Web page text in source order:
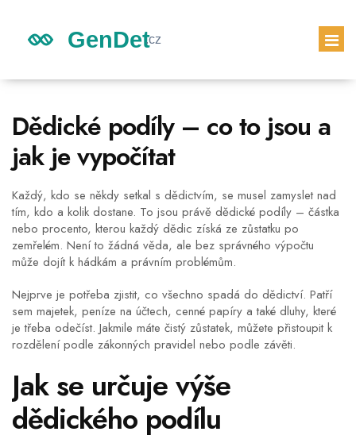
GENETICKÉ DĚDICTVÍ
DĚDICTVÍ DĚTÍ
GENETICKÝ TEST
Dědické podíly – co to jsou a
jak je vypočítat
Každý, kdo se někdy setkal s dědictvím, se musel zamyslet nad
tím, kdo a kolik dostane. To jsou právě dědické podíly – částka
nebo procento, kterou každý dědic získá ze zůstatku po
zemřelém. Není to žádná věda, ale bez správného výpočtu
může dojít k hádkám a právním problémům.
Nejprve je potřeba zjistit, co všechno spadá do dědictví. Patří
sem majetek, peníze na účtech, cenné papíry a také dluhy, které
je třeba odečíst. Jakmile máte čistý zůstatek, můžete přistoupit k
rozdělení podle zákonných pravidel nebo podle závěti.
Jak se určuje výše
dědického podílu